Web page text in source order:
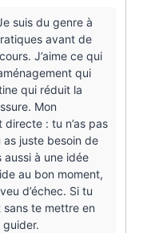
suis du genre à
avant de
J’aime ce qui
qui
qui réduit la
Mon
: tu n’as pas
as juste besoin de
à une idée
au bon moment,
d’échec. Si tu
te mettre en
guider.